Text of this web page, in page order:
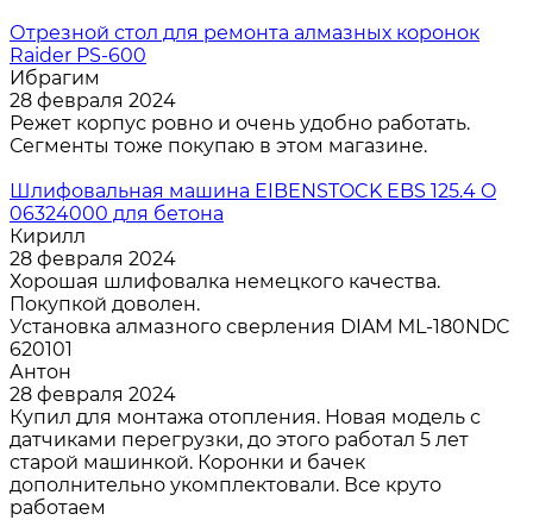
Отрезной стол для ремонта алмазных коронок
Raider PS-600
Ибрагим
28 февраля 2024
Режет корпус ровно и очень удобно работать.
Сегменты тоже покупаю в этом магазине.
Шлифовальная машина EIBENSTOCK EBS 125.4 O
06324000 для бетона
Кирилл
28 февраля 2024
Хорошая шлифовалка немецкого качества.
Покупкой доволен.
Установка алмазного сверления DIAM ML-180NDC
620101
Антон
28 февраля 2024
Купил для монтажа отопления. Новая модель с
датчиками перегрузки, до этого работал 5 лет
старой машинкой. Коронки и бачек
дополнительно укомплектовали. Все круто
работаем